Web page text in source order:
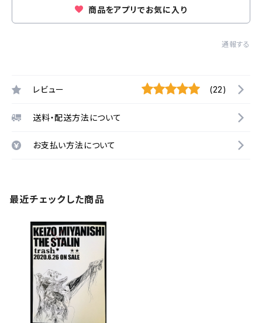
商品をアプリでお気に入り
通報する
レビュー (22)
送料・配送方法について
お支払い方法について
最近チェックした商品